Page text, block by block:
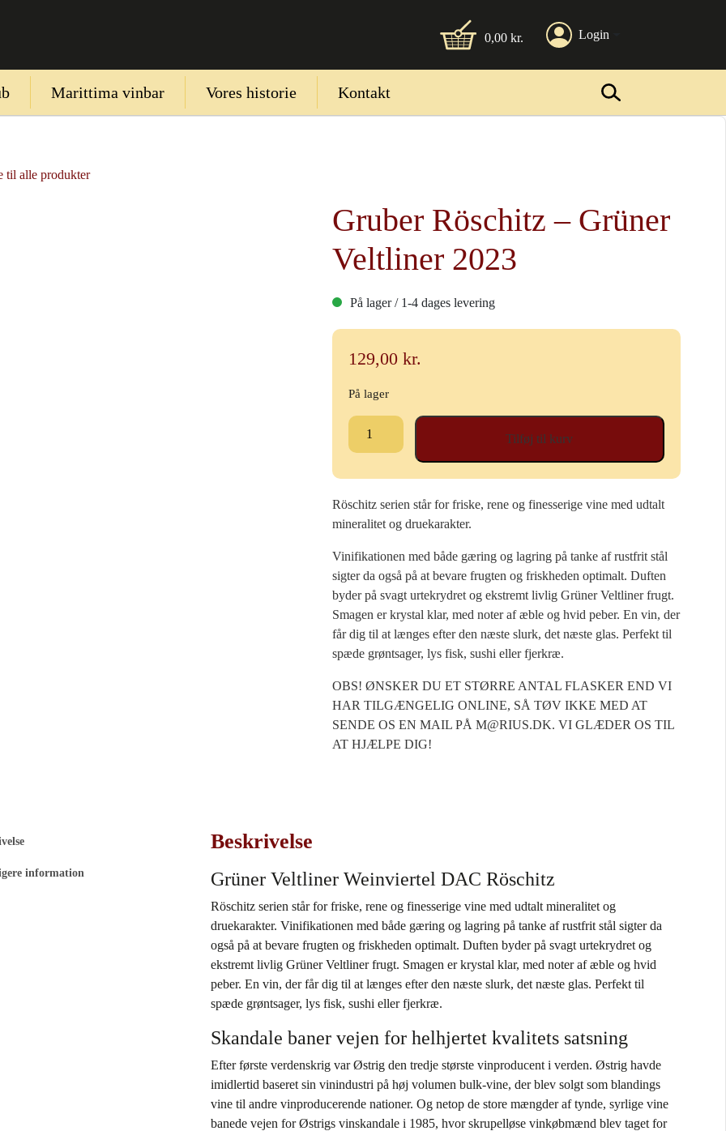
0,00kr. Login
Marittima vinbar Vores historie Kontakt
til alle produkter
Gruber Röschitz – Grüner
Veltliner 2023
På lager / 1-4 dages levering
129,00 kr.
På lager
Gruber
Röschitz
Grüner
Veltliner
2023
Tilføj til kurv
Röschitz serien står for friske, rene og finesserige vine med udtalt
mineralitet og druekarakter.
Vinifikationen med både gæring og lagring på tanke af rustfrit stål
sigter da også på at bevare frugten og friskheden optimalt. Duften
byder på svagt urtekrydret og ekstremt livlig Grüner Veltliner frugt.
Smagen er krystal klar, med noter af æble og hvid peber. En vin, der
får dig til at længes efter den næste slurk, det næste glas. Perfekt til
spæde grøntsager, lys fisk, sushi eller fjerkræ.
OBS! ØNSKER DU ET STØRRE ANTAL FLASKER END VI
HAR TILGÆNGELIG ONLINE, SÅ TØV IKKE MED AT
SENDE OS EN MAIL PÅ M@RIUS.DK. VI GLÆDER OS TIL
AT HJÆLPE DIG!
information
Beskrivelse
Grüner Veltliner Weinviertel DAC Röschitz
Röschitz serien står for friske, rene og finesserige vine med udtalt mineralitet og
druekarakter. Vinifikationen med både gæring og lagring på tanke af rustfrit stål sigter da
også på at bevare frugten og friskheden optimalt. Duften byder på svagt urtekrydret og
ekstremt livlig Grüner Veltliner frugt. Smagen er krystal klar, med noter af æble og hvid
peber. En vin, der får dig til at længes efter den næste slurk, det næste glas. Perfekt til
spæde grøntsager, lys fisk, sushi eller fjerkræ.
Skandale baner vejen for helhjertet kvalitets satsning
Efter første verdenskrig var Østrig den tredje største vinproducent i verden. Østrig havde
imidlertid baseret sin vinindustri på høj volumen bulk-vine, der blev solgt som blandings
vine til andre vinproducerende nationer. Og netop de store mængder af tynde, syrlige vine
banede vejen for Østrigs vinskandale i 1985, hvor skrupelløse vinkøbmænd blev taget for